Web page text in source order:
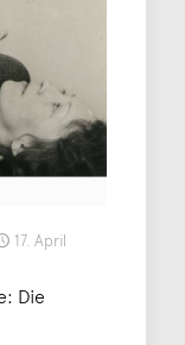
17. April
Die